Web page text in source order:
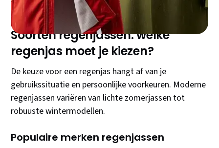
Soorten regenjassen: welke
regenjas moet je kiezen?
De keuze voor een regenjas hangt af van je
gebruikssituatie en persoonlijke voorkeuren. Moderne
regenjassen variëren van lichte zomerjassen tot
robuuste wintermodellen.
Populaire merken regenjassen